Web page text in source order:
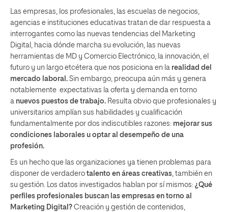
Las empresas, los profesionales, las escuelas de negocios,
agencias e instituciones educativas tratan de dar respuesta a
interrogantes como las nuevas tendencias del Marketing
Digital, hacia dónde marcha su evolución, las nuevas
herramientas de MD y Comercio Electrónico, la innovación, el
futuro y un largo etcétera que nos posiciona en la realidad del
mercado laboral. Sin embargo, preocupa aún más y genera
notablemente expectativas la oferta y demanda en torno
a nuevos puestos de trabajo. Resulta obvio que profesionales y
universitarios amplían sus habilidades y cualificación
fundamentalmente por dos indiscutibles razones: mejorar sus
condiciones laborales u optar al desempeño de una
profesión.
Es un hecho que las organizaciones ya tienen problemas para
disponer de verdadero talento en áreas creativas, también en
su gestión. Los datos investigados hablan por sí mismos: ¿Qué
perfiles profesionales buscan las empresas en torno al
Marketing Digital? Creación y gestión de contenidos,